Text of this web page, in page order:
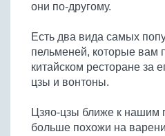
они по-другому.
Есть два вида самых
пельменей, которые вам
китайском ресторане за
цзы и вонтоны.
Цзяо-цзы ближе к нашим
больше похожи на